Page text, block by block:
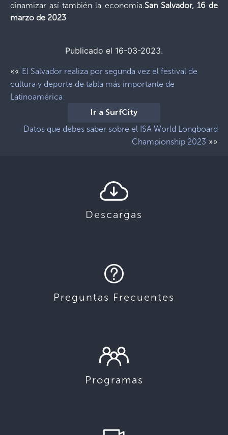
dinamizar así también la economía.San Salvador, 16 de
marzo de 2023
Publicado el 16-03-2023.
«« El Salvador realiza por segunda vez el festival de
cultura y deporte de tabla más importante de
Latinoamérica
Ir a SurfCity
Datos que debes saber sobre el ISA World Longboard
Championship 2023 »»
Descargas
Preguntas Frecuentes
Programas